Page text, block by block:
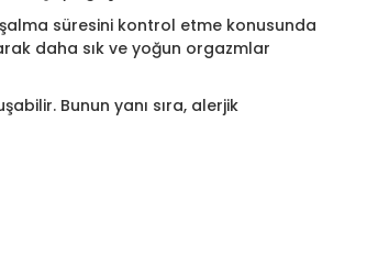
süresini kontrol etme konusunda
daha sık ve yoğun orgazmlar
Bunun yanı sıra, alerjik